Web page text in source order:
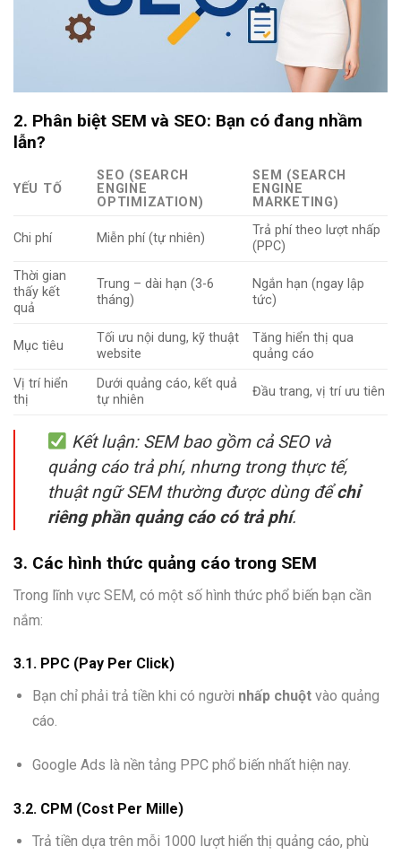
2. Phân biệt SEM và SEO: Bạn có đang nhầm
lẫn?
YẾU TỐ
SEO (SEARCH
ENGINE
OPTIMIZATION)
SEM (SEARCH
ENGINE
MARKETING)
Chi phí Miễn phí (tự nhiên)
Trả phí theo lượt nhấp
(PPC)
Thời gian
thấy kết
quả
Trung – dài hạn (3-6
tháng)
Ngắn hạn (ngay lập
tức)
Mục tiêu
Tối ưu nội dung, kỹ thuật
website
Tăng hiển thị qua
quảng cáo
Vị trí hiển
thị
Dưới quảng cáo, kết quả
tự nhiên
Đầu trang, vị trí ưu tiên
Kết luận: SEM bao gồm cả SEO và
quảng cáo trả phí, nhưng trong thực tế,
thuật ngữ SEM thường được dùng đểchỉ
riêng phần quảng cáo có trả phí.
3. Các hình thức quảng cáo trong SEM
Trong lĩnh vực SEM, có một số hình thức phổ biến bạn cần
nắm:
3.1. PPC (Pay Per Click)
Bạn chỉ phải trả tiền khi có người nhấp chuộtvào quảng
cáo.
Google Ads là nền tảng PPC phổ biến nhất hiện nay.
3.2. CPM (Cost Per Mille)
Trả tiền dựa trên mỗi 1000 lượt hiển thị quảng cáo, phù